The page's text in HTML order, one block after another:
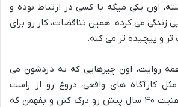
اون یکی میگه با کسی در ارتباط بوده و
زندگی می کرده. همین تناقضات، کار رو برای
تر و پیچیده تر می کنه.
همه روایت، اون چیزهایی که به دردشون می
کارآگاه های واقعی، دروغ رو از راست
تشخیص بدن. باید ذهنیت ۴۰ سال پیش رو درک کنن و بفهمن که